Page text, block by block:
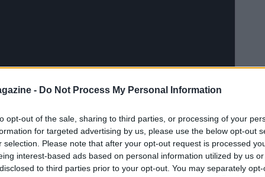
- Do Not Process My Personal Information
opt-out of the sale, sharing to third parties, or processing of your
for targeted advertising by us, please use the below opt-out
selection. Please note that after your opt-out request is processed
interest-based ads based on personal information utilized by us
to third parties prior to your opt-out. You may separately
, leggendario attore due volte premio Oscar,
La sua morte, avvenuta il 18 febbraio nella
alla moglie Betsy Arakawa, ha rivelato una